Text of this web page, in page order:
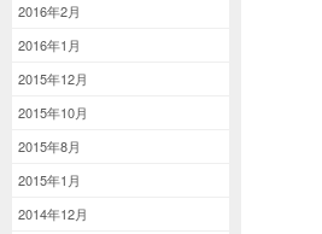
2016年2月
2016年1月
2015年12月
2015年10月
2015年8月
2015年1月
2014年12月